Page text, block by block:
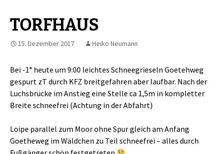
TORFHAUS
15. Dezember 2017 Heiko Neumann
Bei -1° heute um 9:00 leichtes Schneegrieseln Goetehweg
gespurt zT durch KFZ breitgefahren aber laufbar. Nach der
Luchsbrücke im Anstieg eine Stelle ca 1,5m in kompletter
Breite schneefrei (Achtung in der Abfahrt)
Loipe parallel zum Moor ohne Spur gleich am Anfang
Goetheweg im Wäldchen zu Teil schneefrei – alles durch